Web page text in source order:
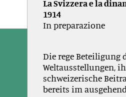
La Svizzera e la
1914
In preparazione
Die rege Beteiligung
Weltausstellungen,
schweizerische
bereits im